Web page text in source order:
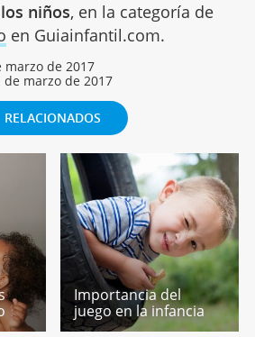
niños, en la categoría de
en Guiainfantil.com.
marzo de 2017
de marzo de 2017
RELACIONADOS
Importancia del
juego en la infancia